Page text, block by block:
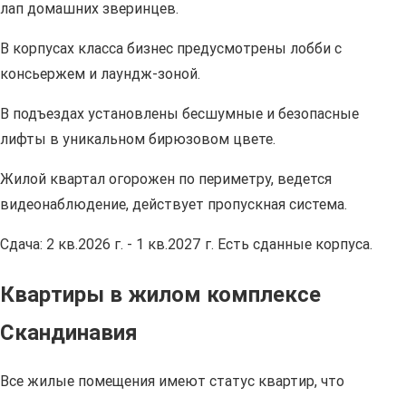
лап домашних зверинцев.
В корпусах класса бизнес предусмотрены лобби с
консьержем и лаундж-зоной.
В подъездах установлены бесшумные и безопасные
лифты в уникальном бирюзовом цвете.
Жилой квартал огорожен по периметру, ведется
видеонаблюдение, действует пропускная система.
Сдача: 2 кв.2026 г. - 1 кв.2027 г. Есть сданные корпуса.
Квартиры в жилом комплексе
Скандинавия
Все жилые помещения имеют статус квартир, что